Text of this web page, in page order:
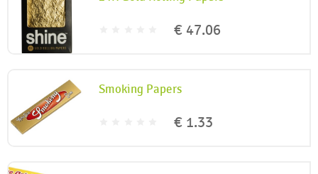
€ 47.06
Smoking Papers
€ 1.33